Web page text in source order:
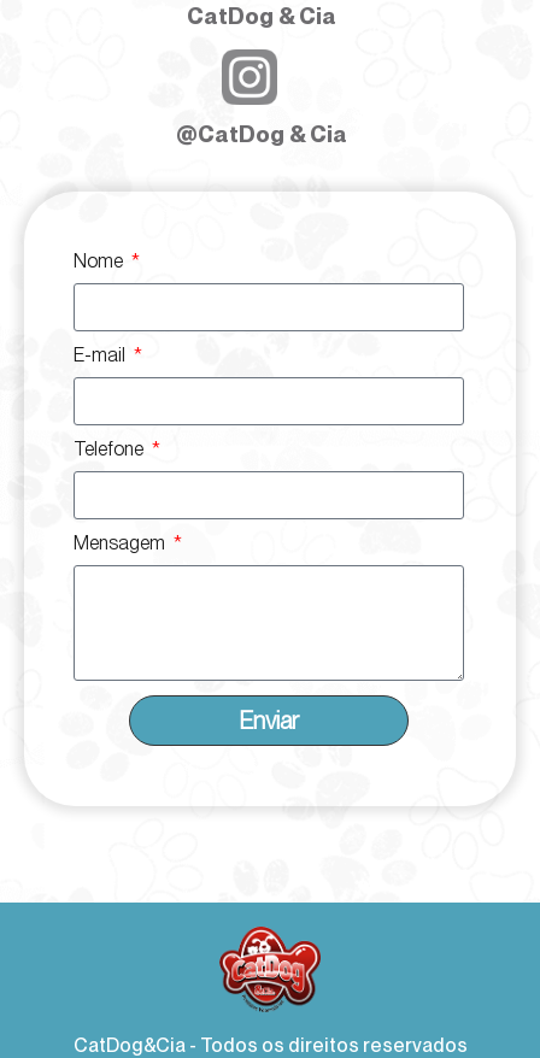
Nome
E-mail
Telefone
Mensagem
Enviar
CatDog & Cia
@CatDog & Cia
CatDog&Cia - Todos os direitos reservados